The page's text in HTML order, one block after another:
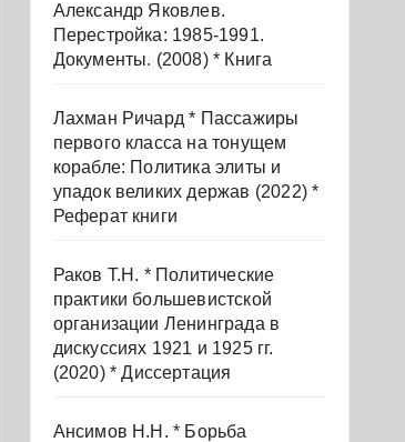
Александр Яковлев.
Перестройка: 1985-1991.
Документы. (2008) * Книга
Лахман Ричард * Пассажиры
первого класса на тонущем
корабле: Политика элиты и
упадок великих держав (2022) *
Реферат книги
Раков Т.Н. * Политические
практики большевистской
организации Ленинграда в
дискуссиях 1921 и 1925 гг.
(2020) * Диссертация
Ансимов Н.Н. * Борьба